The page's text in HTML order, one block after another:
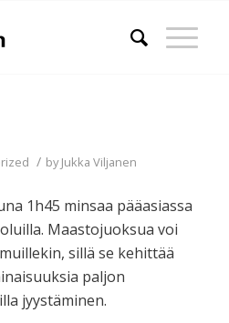
/ byJukka Viljanen
1h45 minsaa pääasiassa
Maastojuoksua voi
sillä se kehittää
paljon
jyystäminen.